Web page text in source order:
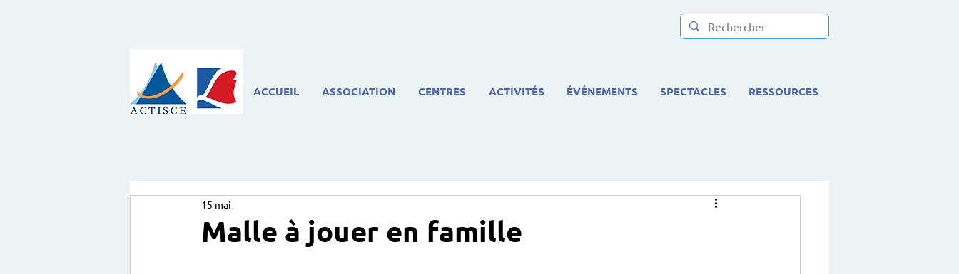
ACCUEIL ASSOCIATION CENTRES ACTIVITÉS ÉVÉNEMENTS SPECTACLES RESSOURCES
Malle à jouer en famille
15 mai